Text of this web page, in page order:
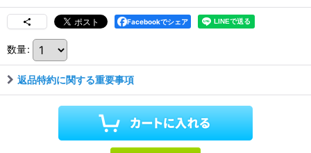
Facebookでシェア
数量:
返品特約に関する重要事項